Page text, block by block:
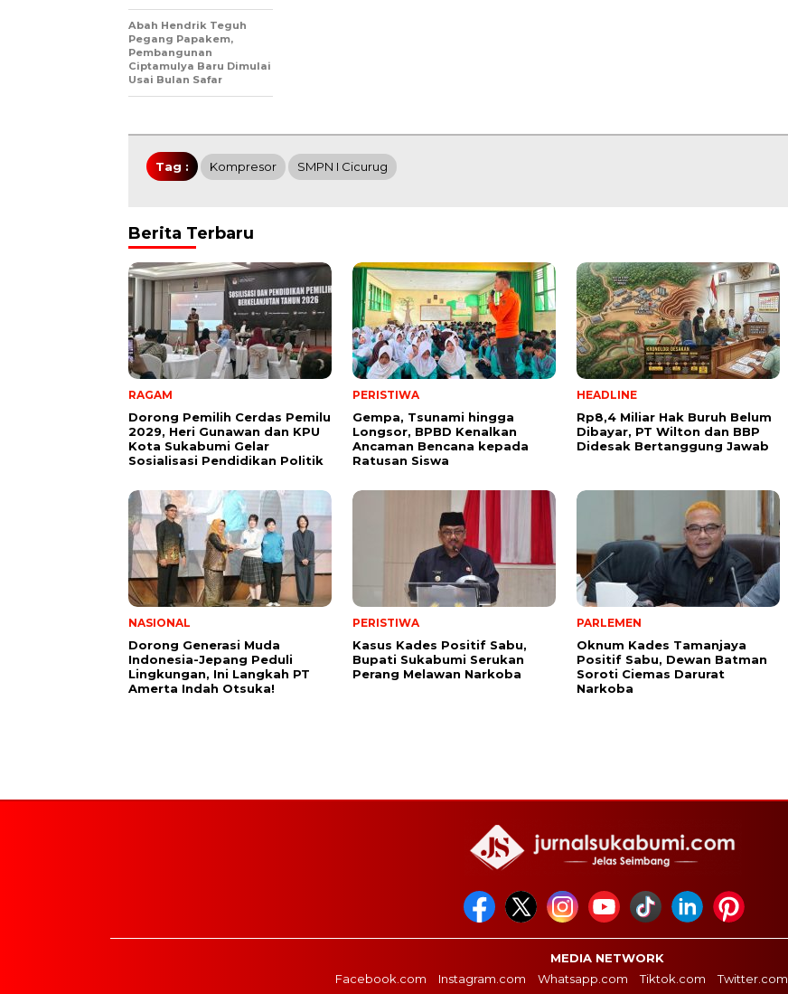
Abah Hendrik Teguh
Pegang Papakem,
Pembangunan
Ciptamulya Baru Dimulai
Usai Bulan Safar
Tag : Kompresor SMPN I Cicurug
Berita Terbaru
RAGAM
Dorong Pemilih Cerdas Pemilu
2029, Heri Gunawan dan KPU
Kota Sukabumi Gelar
Sosialisasi Pendidikan Politik
PERISTIWA
Gempa, Tsunami hingga
Longsor, BPBD Kenalkan
Ancaman Bencana kepada
Ratusan Siswa
HEADLINE
Rp8,4 Miliar Hak Buruh Belum
Dibayar, PT Wilton dan BBP
Didesak Bertanggung Jawab
NASIONAL
Dorong Generasi Muda
Indonesia-Jepang Peduli
Lingkungan, Ini Langkah PT
Amerta Indah Otsuka!
PERISTIWA
Kasus Kades Positif Sabu,
Bupati Sukabumi Serukan
Perang Melawan Narkoba
PARLEMEN
Oknum Kades Tamanjaya
Positif Sabu, Dewan Batman
Soroti Ciemas Darurat
Narkoba
MEDIA NETWORK
Facebook.com
Instagram.com Whatsapp.com Tiktok.com Twitter.com